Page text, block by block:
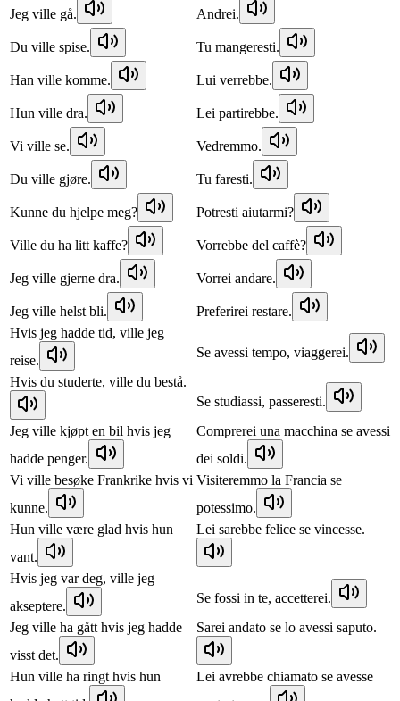
Jeg ville gå. Andrei.
Du ville spise. Tu mangeresti.
Han ville komme. Lui verrebbe.
Hun ville dra. Lei partirebbe.
Vi ville se. Vedremmo.
Du ville gjøre. Tu faresti.
Kunne du hjelpe meg? Potresti aiutarmi?
Ville du ha litt kaffe? Vorrebbe del caffè?
Jeg ville gjerne dra. Vorrei andare.
Jeg ville helst bli.
Preferirei restare.
Hvis jeg hadde tid, ville jeg
reise.
Se avessi tempo, viaggerei.
Hvis du studerte, ville du bestå.
Se studiassi, passeresti.
Jeg ville kjøpt en bil hvis jeg
hadde penger.
Comprerei una macchina se avessi
dei soldi.
Vi ville besøke Frankrike hvis vi
kunne.
Visiteremmo la Francia se
potessimo.
Hun ville være glad hvis hun
vant.
Lei sarebbe felice se vincesse.
Hvis jeg var deg, ville jeg
akseptere.
Se fossi in te, accetterei.
Jeg ville ha gått hvis jeg hadde
visst det.
Sarei andato se lo avessi saputo.
Hun ville ha ringt hvis hun
Lei avrebbe chiamato se avesse